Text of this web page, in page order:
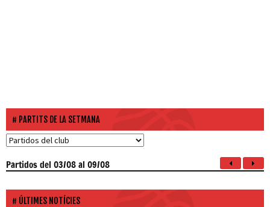
PARTITS DE LA SETMANA
Partidosdel 03/08 al 09/08
ÚLTIMES NOTÍCIES